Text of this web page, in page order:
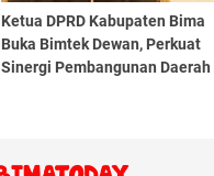
Ketua DPRD Kabupaten Bima
Buka Bimtek Dewan, Perkuat
Sinergi Pembangunan Daerah